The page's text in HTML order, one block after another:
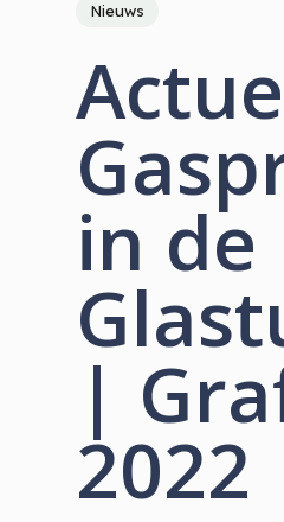
Nieuws
in de
|
2022